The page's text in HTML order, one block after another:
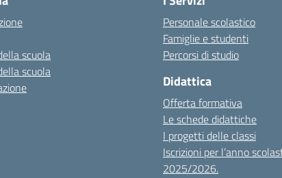
scuola
scuola
Personale scolastico
Famiglie e studenti
Percorsi di studio
Didattica
Offerta formativa
Le schede didattiche
I progetti delle classi
Iscrizioni per l’anno
2025/2026.